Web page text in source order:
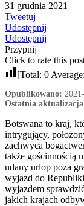
31 grudnia 2021
Tweetuj
Udostępnij
Udostępnij
Przypnij
Click to rate this
[Total: 0Average:
Opublikowano:
Ostatnia
Botswana to kraj,
intrygujący,
zachwyca
także gościnnością
udany urlop poza
wyjazd do
wyjazdem
jakich krajach